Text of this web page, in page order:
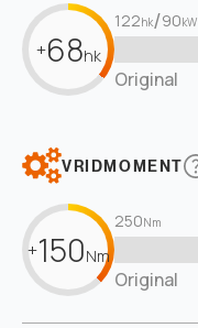
+68hk
122hk/90kW
Original
VRIDMOMENT
+150Nm
250Nm
Original